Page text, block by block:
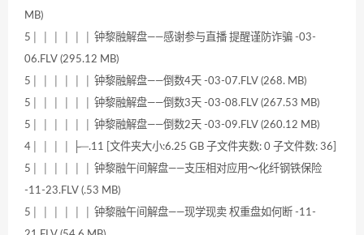
MB)
5│ │ │ │ │ │ 钟黎融解盘——感谢参与直播 提醒谨防诈骗 -03-
06.FLV (295.12 MB)
5│ │ │ │ │ │ 钟黎融解盘——倒数4天 -03-07.FLV (268. MB)
5│ │ │ │ │ │ 钟黎融解盘——倒数3天 -03-08.FLV (267.53 MB)
5│ │ │ │ │ │ 钟黎融解盘——倒数2天 -03-09.FLV (260.12 MB)
4│ │ │ │ ├─.11 [文件夹大小:6.25 GB 子文件夹数: 0 子文件数: 36]
5│ │ │ │ │ │ 钟黎融午间解盘——支压相对应用～化纤钢铁保险
-11-23.FLV (.53 MB)
5│ │ │ │ │ │ 钟黎融午间解盘——现学现卖 权重盘如何断 -11-